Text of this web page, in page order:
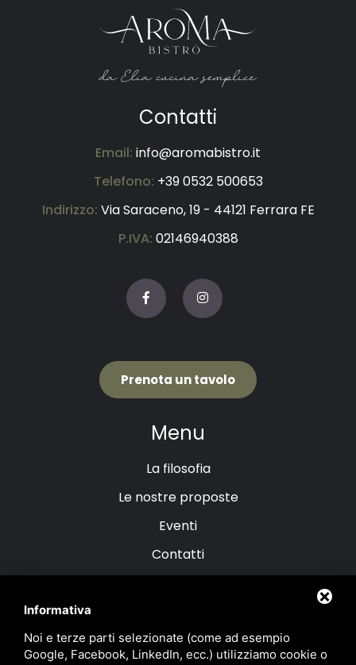
Contatti
Email: info@aromabistro.it
Telefono: +39 0532 500653
Indirizzo: Via Saraceno, 19 - 44121 Ferrara FE
P.IVA: 02146940388
Prenota un tavolo
Menu
La filosofia
Le nostre proposte
Eventi
Contatti
Le nostre proposte
Menu Bistrot
Informativa
Noi e terze parti selezionate (come ad esempio
Google, Facebook, LinkedIn, ecc.) utilizziamo cookie o